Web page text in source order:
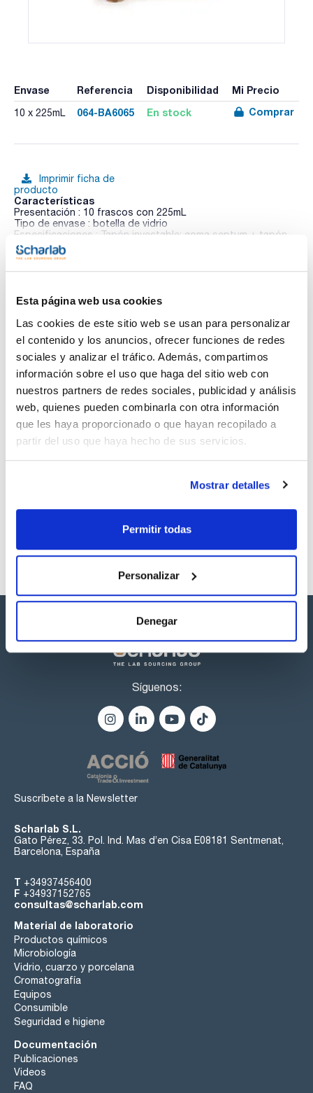
Esta página web usa cookies
Las cookies de este sitio web se usan para personalizar
el contenido y los anuncios, ofrecer funciones de redes
sociales y analizar el tráfico. Además, compartimos
información sobre el uso que haga del sitio web con
nuestros partners de redes sociales, publicidad y análisis
web, quienes pueden combinarla con otra información
que les haya proporcionado o que hayan recopilado a
partir del uso que haya hecho de sus servicios.
Mostrar detalles
Permitir todas
Personalizar
Denegar
Envase Referencia Disponibilidad Mi Precio
10 x 225mL 064-BA6065 En stock Comprar
Imprimir ficha de
producto
Características
Presentación : 10 frascos con 225mL
Tipo de envase : botella de vidrio
Especificaciones : Tapón inyectable: goma septum + tapón
plástico con rosca + tapón protector + sleever protector
spp. procedente de muestras varias, formulado según la ISO
Sinónimos: Media M10
Ver más
Documentación técnica
TDS / Ficha técnica
Regístrate para
Regístrate para
descargas
SDS/ Hoja de seguridad
Regístrate para
descargas
productos marca Scharlau habitualmente en stock,
listos para una entrega inmediata.
Síguenos:
Suscríbete a la Newsletter
Scharlab S.L.
Gato Pérez, 33. Pol. Ind. Mas d’en Cisa E08181 Sentmenat,
Barcelona, España
T +34937456400
F +34937152765
consultas@scharlab.com
Material de laboratorio
Productos químicos
Microbiología
Vidrio, cuarzo y porcelana
Cromatografía
Equipos
Consumible
Seguridad e higiene
Documentación
Publicaciones
Videos
FAQ